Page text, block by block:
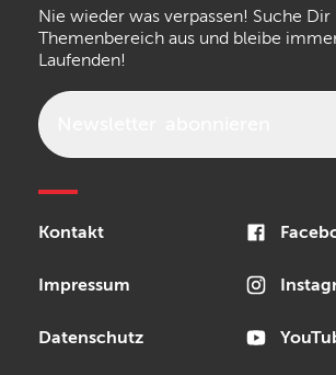
Walrus Audio Epiphone
Nie wieder was verpassen! Suche Dir
Themenbereich aus und bleibe
Laufenden!
Kontakt
Impressum
Datenschutz